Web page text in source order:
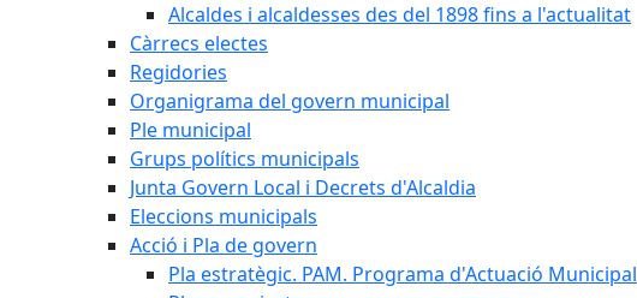
Alcaldes i alcaldesses des del 1898 fins a l'actualitat
Càrrecs electes
Regidories
Organigrama del govern municipal
Ple municipal
Grups polítics municipals
Junta Govern Local i Decrets d'Alcaldia
Eleccions municipals
Acció i Pla de govern
Pla estratègic. PAM. Programa d'Actuació Municipal